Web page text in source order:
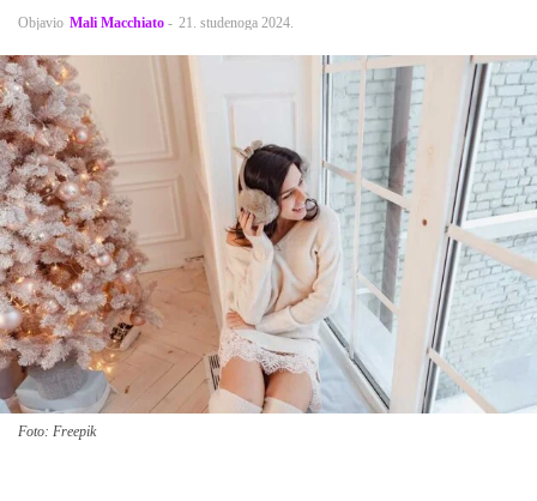
Objavio Mali Macchiato - 21. studenoga 2024.
Foto: Freepik